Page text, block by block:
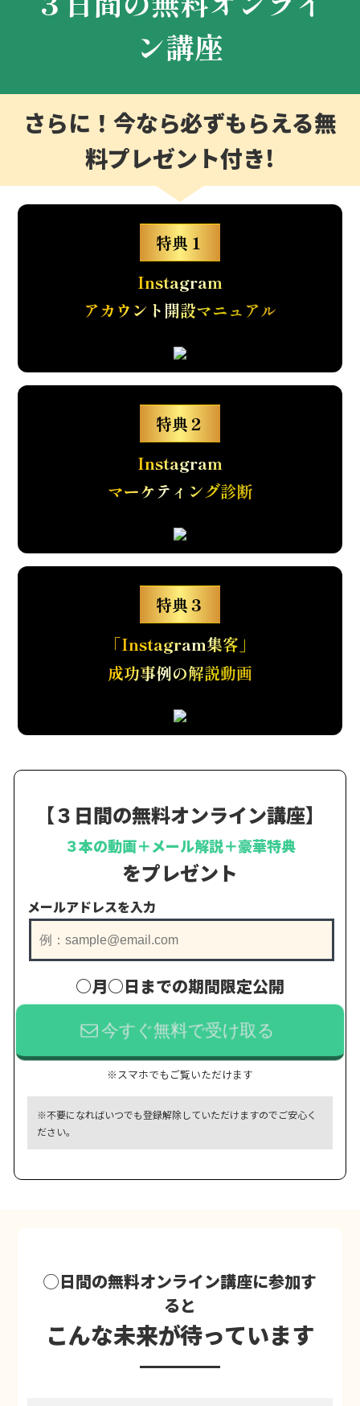
ン講座
さらに！今なら必ずもらえる無
料プレゼント付き!
特典１
Instagram
アカウント開設マニュアル
特典２
Instagram
マーケティング診断
特典３
「Instagram集客」
成功事例の解説動画
【３日間の無料オンライン講座】
３本の動画＋メール解説＋豪華特典
をプレゼント
メールアドレスを入力
○月○日までの期間限定公開
今すぐ無料で受け取る
※スマホでもご覧いただけます
※不要になればいつでも登録解除していただけますのでご安心く
ださい。
◯日間の無料オンライン講座に参加す
ると
こんな未来が待っています